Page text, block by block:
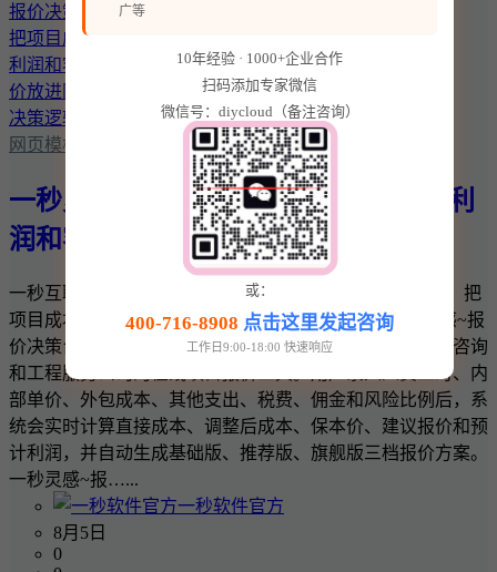
网页模板
一秒灵感~报价决策台：把项目成本、利
润和客户报价放进同一套决策逻辑
一秒互联 · 一秒灵感实用商业工具 一秒灵感~报价决策台：把
项目成本、利润和客户报价放进同一套决策逻辑 一秒灵感~报
价决策台是一款面向网站建设、软件开发、设计、广告、咨询
和工程服务公司的在线项目报价工具。用户录入人员工时、内
部单价、外包成本、其他支出、税费、佣金和风险比例后，系
统会实时计算直接成本、调整后成本、保本价、建议报价和预
计利润，并自动生成基础版、推荐版、旗舰版三档报价方案。
一秒灵感~报…...
一秒软件官方
8月5日
0
广等
10年经验 · 1000+企业合作
扫码添加专家微信
微信号：diycloud（备注咨询）
或：
400-716-8908 点击这里发起咨询
工作日9:00-18:00 快速响应